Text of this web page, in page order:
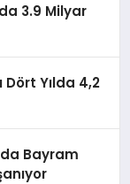
3.9 Milyar
Yılda 4,2
Bayram